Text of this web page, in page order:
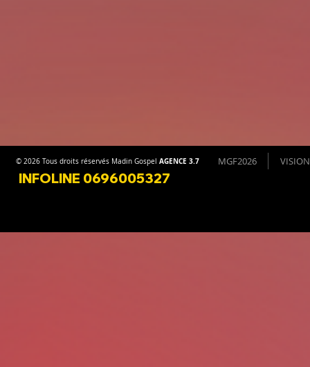
INFOLINE 0696005327
© 2026 Tous droits réservés Madin Gospel AGENCE 3.7 MGF2026 VISION